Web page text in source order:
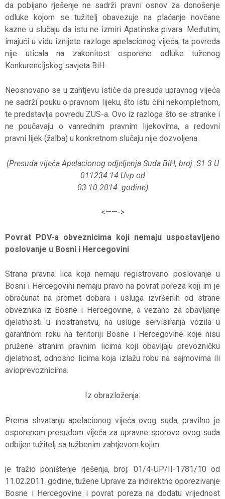
da pobijano rješenje ne sadrži pravni osnov za donošenje
odluke kojom se tužitelj obavezuje na plaćanje novčane
kazne u slučaju da istu ne izmiri Apatinska pivara. Međutim,
imajući u vidu iznijete razloge apelacionog vijeća, ta povreda
nije uticala na zakonitost osporene odluke tuženog
Konkurencijskog savjeta BiH.
Neosnovano se u zahtjevu ističe da presuda upravnog vijeća
ne sadrži pouku o pravnom lijeku, što istu čini nekompletnom,
te predstavlja povredu ZUS-a. Ovo iz razloga što se stranke i
ne poučavaju o vanrednim pravnim lijekovima, a redovni
pravni lijek (žalba) u konkretnom slučaju nije dozvoljena.
(Presuda vijeća Apelacionog odjeljenja Suda BiH, broj: S1 3 U
011234 14 Uvp od
03.10.2014. godine)
<——->
Povrat PDV-a obveznicima koji nemaju uspostavljeno
poslovanje u Bosni i Hercegovini
Strana pravna lica koja nemaju registrovano poslovanje u
Bosni i Hercegovini nemaju pravo na povrat poreza koji im je
obračunat na promet dobara i usluga izvršenih od strane
obveznika iz Bosne i Hercegovine, a vezano za obavljanje
djelatnosti u inostranstvu, na usluge servisiranja vozila u
garantnom roku na teritoriji Bosne i Hercegovine koje nisu
pružene stranim pravnim licima koji obavljaju prevozničku
djelatnost, odnosno licima koja izlažu robu na sajmovima ili
avioprevoznicima.
Iz obrazloženja:
Prema shvatanju apelacionog vijeća ovog suda, pravilno je
osporenom presudom vijeća za upravne sporove ovog suda
odbijen tužitelj sa tužbenim zahtjevom kojim
je tražio poništenje rješenja, broj: 01/4-UP/II-1781/10 od
11.02.2011. godine, tužene Uprave za indirektno oporezivanje
Bosne i Hercegovine i povrat poreza na dodatu vrijednost